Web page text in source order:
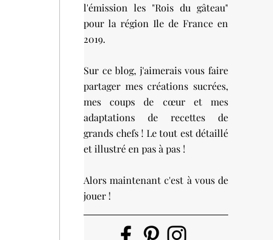
l'émission les "Rois du gâteau"
pour la région Ile de France en
2019.
Sur ce blog, j'aimerais vous faire
partager mes créations sucrées,
mes coups de cœur et mes
adaptations de recettes de
grands chefs ! Le tout est détaillé
et illustré en pas à pas !
Alors maintenant c'est à vous de
jouer !